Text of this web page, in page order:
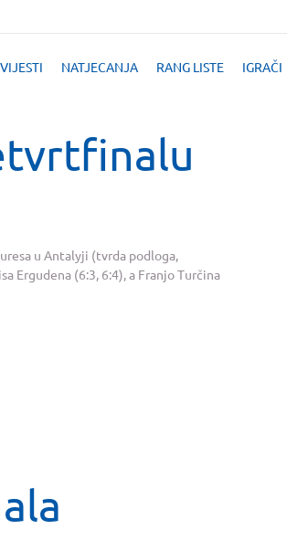
VIJESTI NATJECANJA RANG LISTE IGRAČI
u Antalyji (tvrda podloga,
Ergudena (6:3, 6:4), a Franjo Turčina